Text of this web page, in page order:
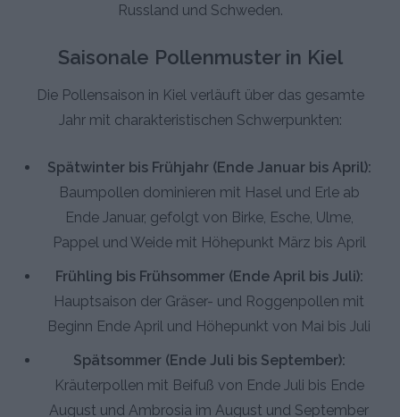
Russland und Schweden.
Saisonale Pollenmuster in Kiel
Die Pollensaison in Kiel verläuft über das gesamte
Jahr mit charakteristischen Schwerpunkten:
Spätwinter bis Frühjahr (Ende Januar bis April):
Baumpollen dominieren mit Hasel und Erle ab
Ende Januar, gefolgt von Birke, Esche, Ulme,
Pappel und Weide mit Höhepunkt März bis April
Frühling bis Frühsommer (Ende April bis Juli):
Hauptsaison der Gräser- und Roggenpollen mit
Beginn Ende April und Höhepunkt von Mai bis Juli
Spätsommer (Ende Juli bis September):
Kräuterpollen mit Beifuß von Ende Juli bis Ende
August und Ambrosia im August und September